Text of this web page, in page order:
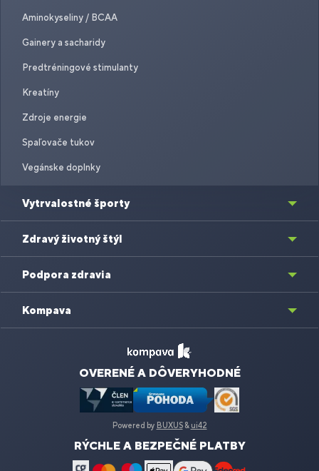
Aminokyseliny / BCAA
Gainery a sacharidy
Predtréningové stimulanty
Kreatíny
Zdroje energie
Spaľovače tukov
Vegánske doplnky
Vytrvalostné športy
Zdravý životný štýl
Podpora zdravia
Kompava
OVERENÉ A DÔVERYHODNÉ
Powered by BUXUS& ui42
RÝCHLE A BEZPEČNÉ PLATBY